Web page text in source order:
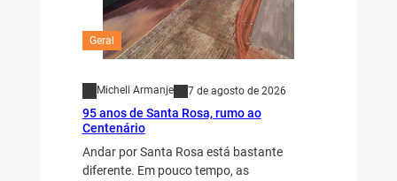
Geral
Micheli Armanje 7 de agosto de 2026
95 anos de Santa Rosa, rumo ao
Centenário
Andar por Santa Rosa está bastante
diferente. Em pouco tempo, as